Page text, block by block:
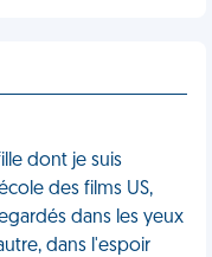
dont je suis
des films US,
dans les yeux
dans l'espoir